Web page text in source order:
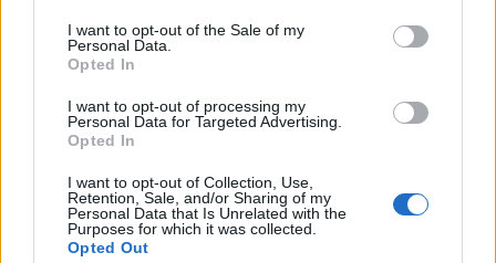
I want to opt-out of the Sale of my
Personal Data.
Opted In
I want to opt-out of processing my
Personal Data for Targeted Advertising.
Opted In
I want to opt-out of Collection, Use,
Retention, Sale, and/or Sharing of my
Personal Data that Is Unrelated with the
Purposes for which it was collected.
Opted Out